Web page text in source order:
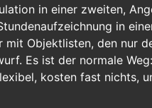
in einer zweiten,
in
mit Objektlisten, den nur
Es ist der normale
kosten fast nichts,